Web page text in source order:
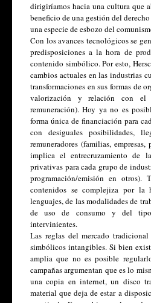
dirigiríamos hacia una cultura que
beneficio de una gestión del
una especie de esbozo del
Con los avances tecnológicos se
predisposiciones a la hora de
contenido simbólico. Por esto,
cambios actuales en las industrias
transformaciones en sus formas de
valorización y relación con el
remuneración). Hoy ya no es
forma única de financiación para
con desiguales posibilidades,
remuneradores (familias,
implica el entrecruzamiento de
privativas para cada grupo de
programación/emisión en otros).
contenidos se complejiza por la
lenguajes, de las modalidades de
de uso de consumo y del
intervinientes.
Las reglas del mercado
simbólicos intangibles. Si bien
amplia que no es posible
campañas argumentan que es lo
una copia en internet, un disco
material que deja de estar a